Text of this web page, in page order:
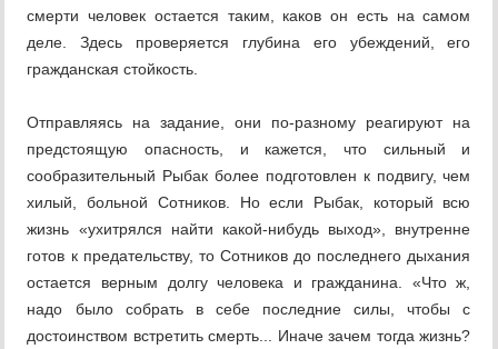
смерти человек ос­тается таким, каков он есть на самом
деле. Здесь проверяется глубина его убеждений, его
гражданская стойкость.
Отправляясь на задание, они по-разному реагируют на
предстоящую опасность, и ка­жется, что сильный и
сообразительный Ры­бак более подготовлен к подвигу, чем
хилый, больной Сотников. Но если Рыбак, который всю
жизнь «ухитрялся найти какой-нибудь выход», внутренне
готов к предательству, то Сотников до последнего дыхания
остает­ся верным долгу человека и гражданина. «Что ж,
надо было собрать в себе последние силы, чтобы с
достоинством встретить смерть... Иначе зачем тогда жизнь?